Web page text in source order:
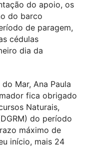
do apoio, os
do barco
de paragem,
cédulas
dia da
Mar, Ana Paula
fica obrigado
Naturais,
do período
máximo de
início, mais 24